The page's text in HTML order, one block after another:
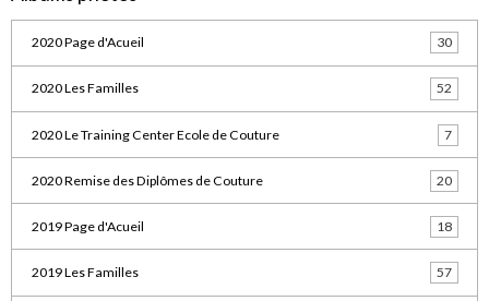
2020 Page d'Acueil 30
2020 Les Familles 52
2020 Le Training Center Ecole de Couture 7
2020 Remise des Diplômes de Couture 20
2019 Page d'Acueil 18
2019 Les Familles 57